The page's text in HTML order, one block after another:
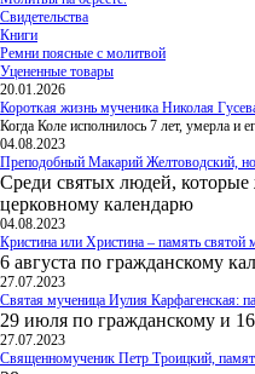
Свидетельства
Книги
Ремни поясные с молитвой
Уцененные товары
20.01.2026
Короткая жизнь мученика Николая
Когда Коле исполнилось 7 лет, умерла и
04.08.2023
Преподобный Макарий Желтоводский,
Среди святых людей, которые
церковному календарю
04.08.2023
Кристина или Христина – память святой
6 августа по гражданскому
27.07.2023
Святая мученица Иулия Карфагенская:
29 июля по гражданскому и
27.07.2023
Священномученик Петр Троицкий,